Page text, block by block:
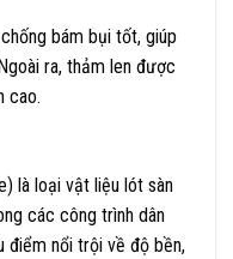
bám bụi tốt, giúp
ra, thảm len được
cao.
là loại vật liệu lót sàn
các công trình dân
điểm nổi trội về độ bền,